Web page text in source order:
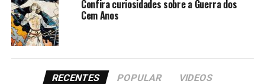
Confira curiosidades sobre a Guerra dos
Cem Anos
RECENTES POPULAR VIDEOS